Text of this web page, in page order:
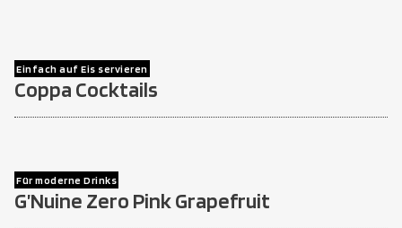
Einfach auf Eis servieren
Coppa Cocktails
Für moderne Drinks
G’Nuine Zero Pink Grapefruit